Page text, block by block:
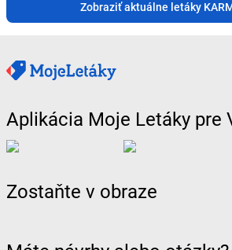
Zobraziť aktuálne letáky
Aplikácia Moje Letáky pre
Zostaňte v obraze